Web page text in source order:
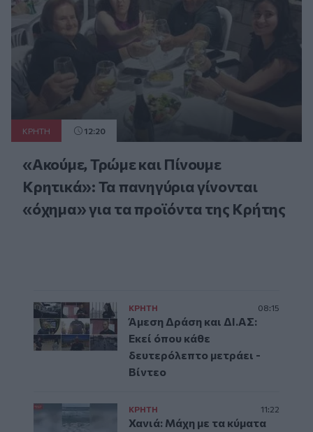
ΚΡΗΤΗ 12:20
«Ακούμε, Τρώμε και Πίνουμε
Κρητικά»: Τα πανηγύρια γίνονται
«όχημα» για τα προϊόντα της Κρήτης
ΚΡΗΤΗ 08:15
Άμεση Δράση και ΔΙ.ΑΣ:
Εκεί όπου κάθε
δευτερόλεπτο μετράει -
Βίντεο
ΚΡΗΤΗ 11:22
Χανιά: Μάχη με τα κύματα